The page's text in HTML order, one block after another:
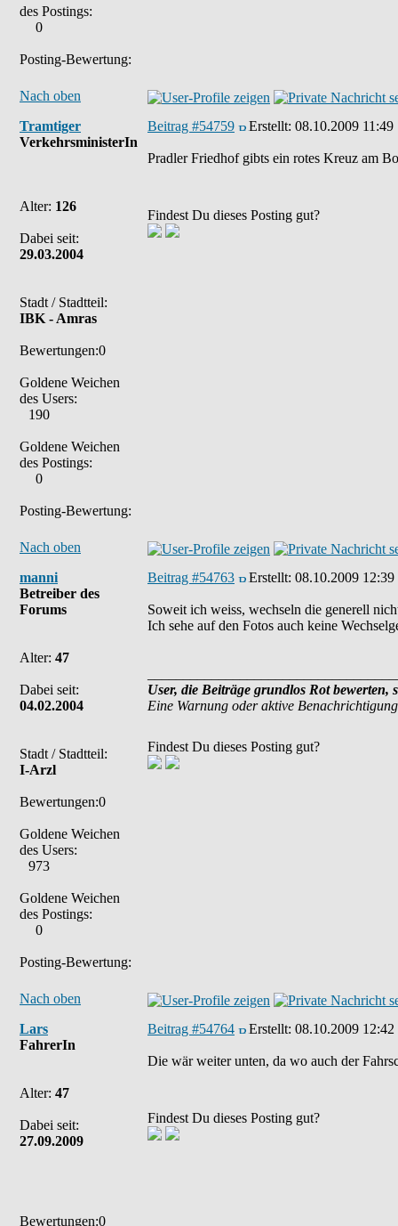
des Postings:
0
Posting-Bewertung:
Nach oben
Tramtiger
VerkehrsministerIn
Alter: 126
Dabei seit:
29.03.2004
Stadt / Stadtteil:
IBK - Amras
Bewertungen:0
Goldene Weichen
des Users:
190
Goldene Weichen
des Postings:
0
Posting-Bewertung:
Beitrag #54759 Erstellt: 08.10.2009 11:49
Pradler Friedhof gibts ein rotes Kreuz am
Findest Du dieses Posting gut?
Nach oben
manni
Betreiber des
Forums
Alter: 47
Dabei seit:
04.02.2004
Stadt / Stadtteil:
I-Arzl
Bewertungen:0
Goldene Weichen
des Users:
973
Goldene Weichen
des Postings:
0
Posting-Bewertung:
Beitrag #54763 Erstellt: 08.10.2009 12:39
Soweit ich weiss, wechseln die generell
Ich sehe auf den Fotos auch keine
User, die Beiträge grundlos Rot
Eine Warnung oder aktive
Findest Du dieses Posting gut?
Nach oben
Lars
FahrerIn
Alter: 47
Dabei seit:
27.09.2009
Bewertungen:0
Beitrag #54764 Erstellt: 08.10.2009 12:42
Die wär weiter unten, da wo auch der
Findest Du dieses Posting gut?